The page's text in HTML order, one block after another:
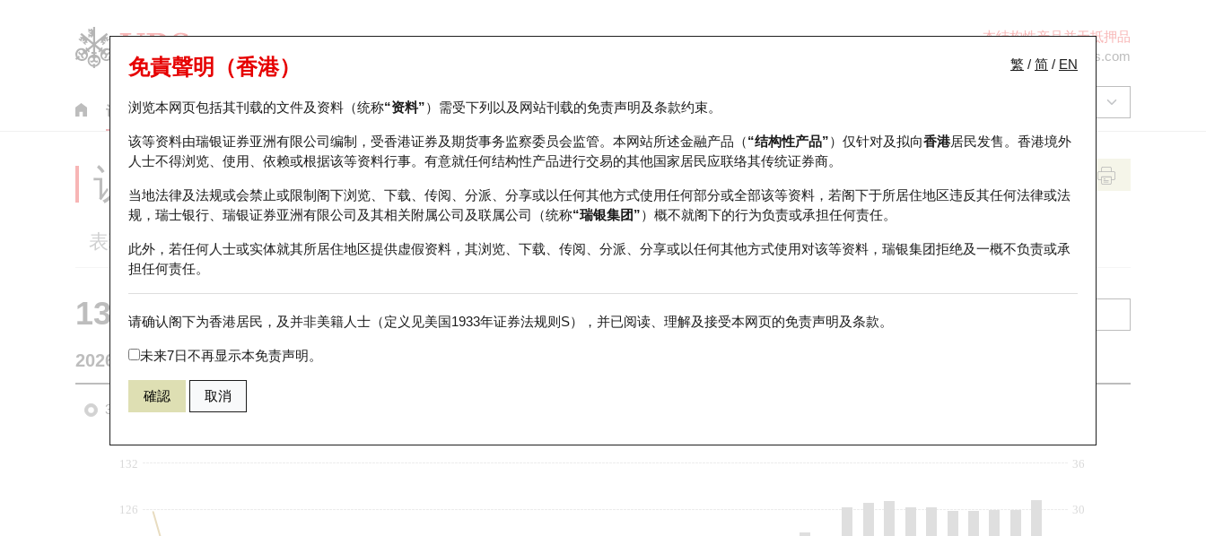
本结构性产品并无抵押品
ol-hkwarrants@ubs.com
认股证 牛熊证 美股指数产品 轮证市场统计 正股数据及市场统计 瑞银轮证教室
繁 / 简 / EN
免責聲明（香港）
浏览本网页包括其刊载的文件及资料（统称“资料”）需受下列以及网站刊载的免责声明及条款约束。
该等资料由瑞银证券亚洲有限公司编制，受香港证券及期货事务监察委员会监管。本网站所述金融产品（“结构性产品”）仅针对及拟向香港居民发售。香港境外
人士不得浏览、使用、依赖或根据该等资料行事。有意就任何结构性产品进行交易的其他国家居民应联络其传统证券商。
当地法律及法规或会禁止或限制阁下浏览、下载、传阅、分派、分享或以任何其他方式使用任何部分或全部该等资料，若阁下于所居住地区违反其任何法律或法
规，瑞士银行、瑞银证券亚洲有限公司及其相关附属公司及联属公司（统称“瑞银集团”）概不就阁下的行为负责或承担任何责任。
此外，若任何人士或实体就其所居住地区提供虚假资料，其浏览、下载、传阅、分派、分享或以任何其他方式使用对该等资料，瑞银集团拒绝及一概不负责或承
担任何责任。
请确认阁下为香港居民，及并非美籍人士（定义见美国1933年证券法规则S），并已阅读、理解及接受本网页的免责声明及条款。
未来7日不再显示本免责声明。
確認 取消
认股证分析仪
表现 街货统计 比较
13338 瑞银认购 9888 百度股份有限公司
2026-08-07 相关资产价格 106.8
3个月 6个月
30
36
126
132